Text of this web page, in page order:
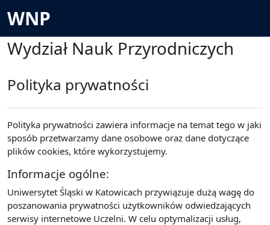
WNP
Wydział Nauk Przyrodniczych
Polityka prywatności
Polityka prywatności zawiera informacje na temat tego w jaki
sposób przetwarzamy dane osobowe oraz dane dotyczące
plików cookies, które wykorzystujemy.
Informacje ogólne:
Uniwersytet Śląski w Katowicach przywiązuje dużą wagę do
poszanowania prywatności użytkowników odwiedzających
serwisy internetowe Uczelni. W celu optymalizacji usług,